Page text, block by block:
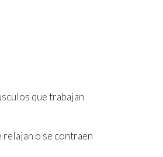
que trabajan
relajan o se contraen